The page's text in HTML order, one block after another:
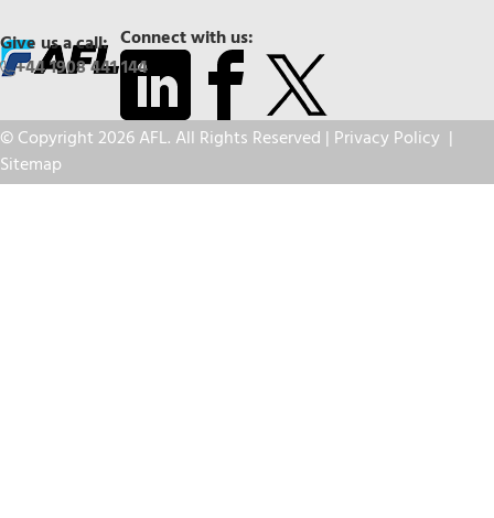
Connect with us:
Give us a call:
+44 1908 441 144
© Copyright 2026 AFL. All Rights Reserved | Privacy Policy |
Sitemap